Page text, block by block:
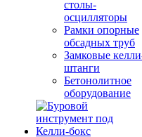
столы-
осцилляторы
Рамки опорные
обсадных труб
Замковые
штанги
Бетонолитное
оборудование